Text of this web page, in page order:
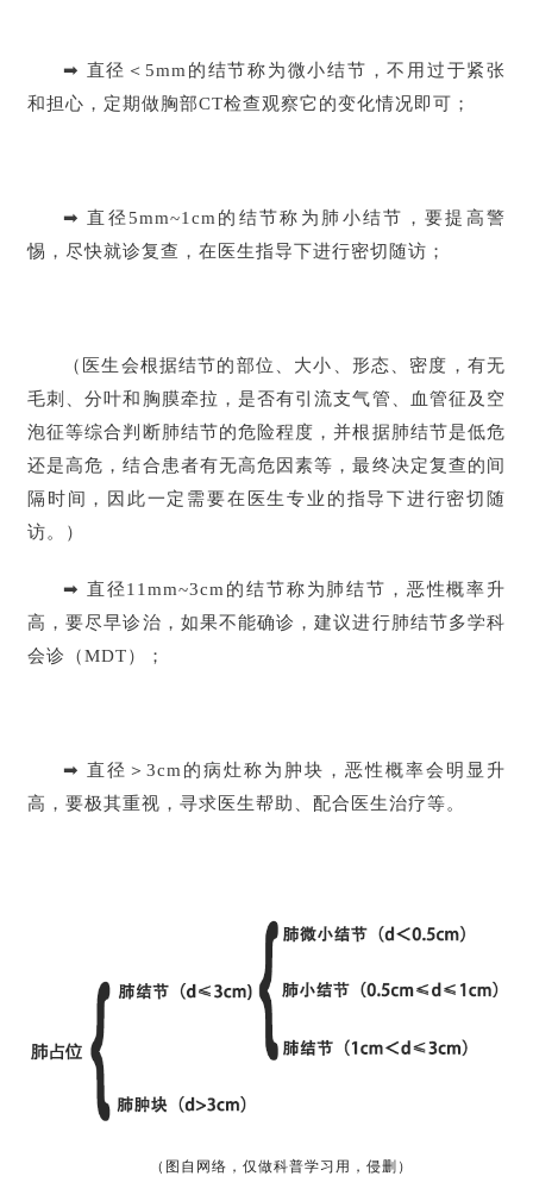
➡ 直径＜5mm的结节称为微小结节，不用过于紧张
和担心，定期做胸部CT检查观察它的变化情况即可；
➡ 直径5mm~1cm的结节称为肺小结节，要提高警
惕，尽快就诊复查，在医生指导下进行密切随访；
（医生会根据结节的部位、大小、形态、密度，有无
毛刺、分叶和胸膜牵拉，是否有引流支气管、血管征及空
泡征等综合判断肺结节的危险程度，并根据肺结节是低危
还是高危，结合患者有无高危因素等，最终决定复查的间
隔时间，因此一定需要在医生专业的指导下进行密切随
访。）
➡ 直径11mm~3cm的结节称为肺结节，恶性概率升
高，要尽早诊治，如果不能确诊，建议进行肺结节多学科
会诊（MDT）；
➡ 直径＞3cm的病灶称为肿块，恶性概率会明显升
高，要极其重视，寻求医生帮助、配合医生治疗等。
（图自网络，仅做科普学习用，侵删）